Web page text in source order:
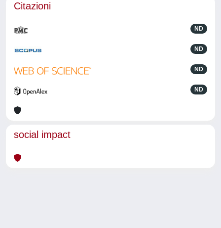
Citazioni
ND
ND
ND
ND
social impact